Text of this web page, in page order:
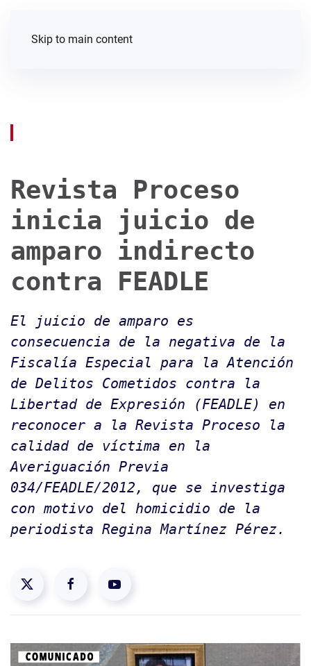
Skip to main content
Revista Proceso
inicia juicio de
amparo indirecto
contra FEADLE
El juicio de amparo es
consecuencia de la negativa de la
Fiscalía Especial para la Atención
de Delitos Cometidos contra la
Libertad de Expresión (FEADLE) en
reconocer a la Revista Proceso la
calidad de víctima en la
Averiguación Previa
034/FEADLE/2012, que se investiga
con motivo del homicidio de la
periodista Regina Martínez Pérez.